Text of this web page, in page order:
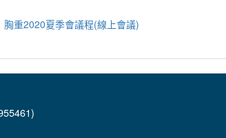
胸重2020夏季會議程(線上會議)